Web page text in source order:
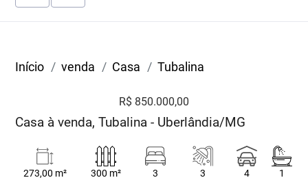
Início venda Casa Tubalina
R$ 850.000,00
Casa à venda, Tubalina - Uberlândia/MG
273,00 m²
300 m²
3
3
4
1